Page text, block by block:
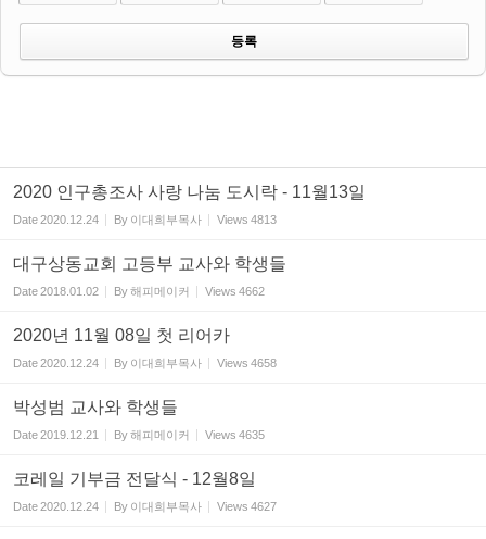
2020 인구총조사 사랑 나눔 도시락 - 11월13일
Date2020.12.24 By 이대희부목사 Views 4813
대구상동교회 고등부 교사와 학생들
Date2018.01.02 By해피메이커 Views 4662
2020년 11월 08일 첫 리어카
Date2020.12.24 By 이대희부목사 Views 4658
박성범 교사와 학생들
Date2019.12.21 By해피메이커 Views 4635
코레일 기부금 전달식 - 12월8일
Date2020.12.24 By 이대희부목사 Views 4627